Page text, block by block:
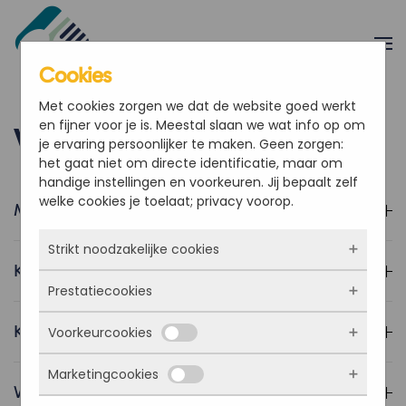
Veelgestelde vragen
Moet ik dit verkopen aan mijn klanten?
Kan een klant betalen via Mollie?
Krijg ik begeleiding bij het opstarten?
Waar kan ik terecht met vragen?
Cookies
Met cookies zorgen we dat de website goed werkt
en fijner voor je is. Meestal slaan we wat info op om
je ervaring persoonlijker te maken. Geen zorgen:
het gaat niet om directe identificatie, maar om
handige instellingen en voorkeuren. Jij bepaalt zelf
welke cookies je toelaat; privacy voorop.
Strikt noodzakelijke cookies
Deze cookies zorgen ervoor dat de website
überhaupt werkt. Ze zijn dus altijd actief en
kunnen niet worden uitgezet. Meestal worden
ze alleen geplaatst als jij iets doet, zoals
inloggen, een formulier invullen of je
privacyvoorkeuren opslaan. Je kunt je browser
Prestatiecookies
Met deze cookies zien we hoe vaak onze site
bezocht wordt, waar bezoekers vandaan
komen en welke pagina’s populair zijn. Zo
kunnen we de website blijven verbeteren.
Voorkeurcookies
Deze cookies onthouden jouw voorkeuren.
Bijvoorbeeld taalkeuze of ingevulde gegevens.
Marketingcookies